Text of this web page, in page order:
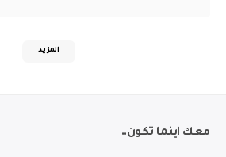
المزيد
معك اينما تكون..